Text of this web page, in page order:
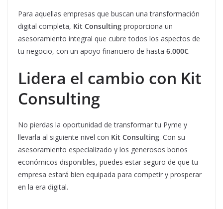
Para aquellas empresas que buscan una transformación
digital completa, Kit Consulting proporciona un
asesoramiento integral que cubre todos los aspectos de
tu negocio, con un apoyo financiero de hasta 6.000€.
Lidera el cambio con Kit
Consulting
No pierdas la oportunidad de transformar tu Pyme y
llevarla al siguiente nivel con Kit Consulting. Con su
asesoramiento especializado y los generosos bonos
económicos disponibles, puedes estar seguro de que tu
empresa estará bien equipada para competir y prosperar
en la era digital.